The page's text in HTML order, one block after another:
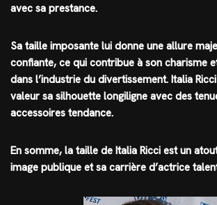
avec sa prestance.
Sa taille imposante lui donne une allure
confiante, ce qui contribue à son charisme
dans l’industrie du divertissement. Italia
valeur sa silhouette longiligne avec des
accessoires tendance.
En somme, la taille de Italia Ricci est un
image publique et sa carrière d’actrice